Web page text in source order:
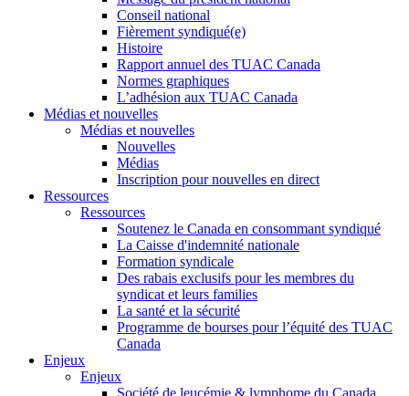
Conseil national
Fièrement syndiqué(e)
Histoire
Rapport annuel des TUAC Canada
Normes graphiques
L’adhésion aux TUAC Canada
Médias et nouvelles
Médias et nouvelles
Nouvelles
Médias
Inscription pour nouvelles en direct
Ressources
Ressources
Soutenez le Canada en consommant syndiqué
La Caisse d'indemnité nationale
Formation syndicale
Des rabais exclusifs pour les membres du
syndicat et leurs families
La santé et la sécurité
Programme de bourses pour l’équité des TUAC
Canada
Enjeux
Enjeux